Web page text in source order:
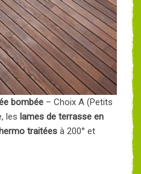
bombée – Choix A (Petits
les lames de terrasse en
traitées à 200° et